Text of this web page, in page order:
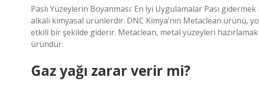
Paslı Yüzeylerin Boyanması: En İyi Uygulamalar Pası
alkali kimyasal ürünlerdir. DNC Kimya’nın Metaclean ürünü,
etkili bir şekilde giderir. Metaclean, metal yüzeyleri hazırlamak
üründür.
Gaz yağı zarar verir mi?